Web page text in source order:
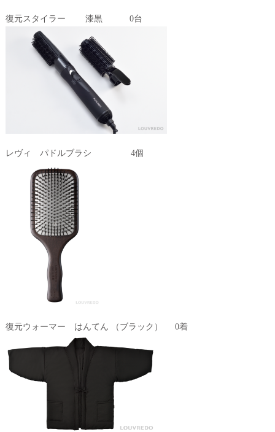
復元スタイラー 漆黒 0台
レヴィ パドルブラシ 4個
復元ウォーマー はんてん （ブラック） 0着